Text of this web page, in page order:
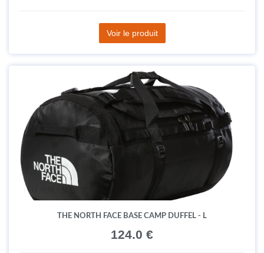
Voir le produit
THE NORTH FACE BASE CAMP DUFFEL - L
124.0 €